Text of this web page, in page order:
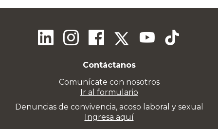
Contáctanos
Comunícate con nosotros
Ir al formulario
Denuncias de convivencia, acoso laboral y sexual
Ingresa aquí